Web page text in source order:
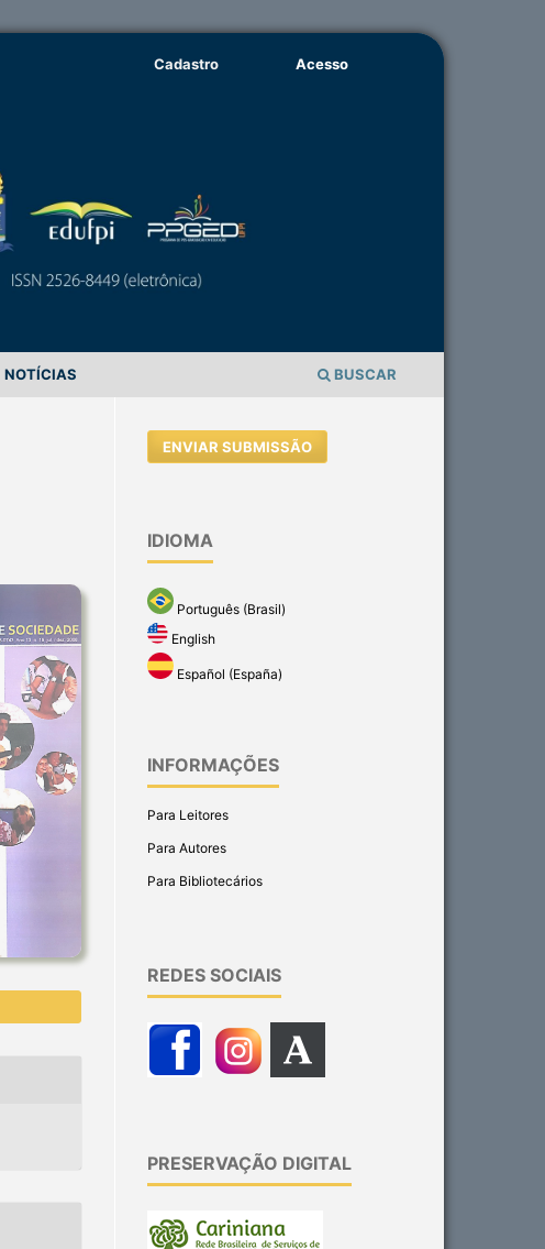
NOTÍCIAS BUSCAR
Cadastro Acesso
ENVIAR SUBMISSÃO
IDIOMA
Português (Brasil)
English
Español (España)
INFORMAÇÕES
Para Leitores
Para Autores
Para Bibliotecários
REDES SOCIAIS
PRESERVAÇÃO DIGITAL